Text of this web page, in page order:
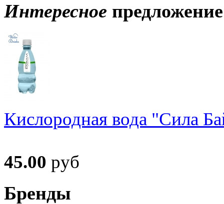
Интересное предложение
Кислородная вода "Сила
45.00 руб
Бренды